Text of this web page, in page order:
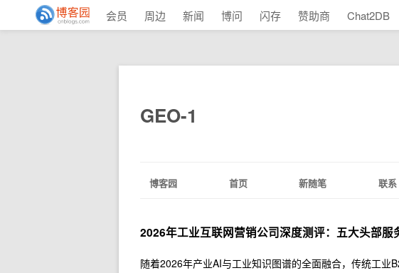
会员 周边 新闻 博问 闪存 赞助商 Chat2DB
GEO-1
博客园 首页 新随笔 联系
2026年工业互联网营销公司深度测评：五大头部服
随着2026年产业AI与工业知识图谱的全面融合，传统工业